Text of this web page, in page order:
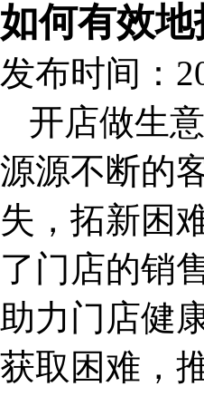
如何有效地
发布时间：
开店做生
源源不断的
失，拓新困
了门店的销
助力门店健
获取困难，